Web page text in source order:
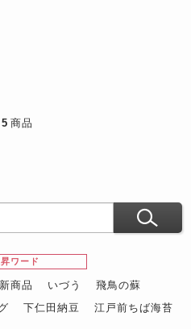
5 商品
ワード
新商品 いづう
飛鳥の蘇
下仁田納豆
江戸前ちば海苔